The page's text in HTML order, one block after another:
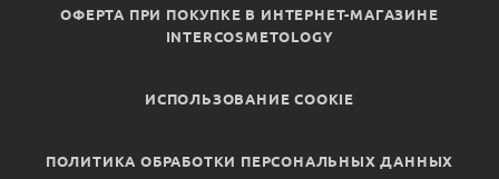
ОФЕРТА ПРИ ПОКУПКЕ В ИНТЕРНЕТ-МАГАЗИНЕ
INTERCOSMETOLOGY
ИСПОЛЬЗОВАНИЕ COOKIE
ПОЛИТИКА ОБРАБОТКИ ПЕРСОНАЛЬНЫХ ДАННЫХ